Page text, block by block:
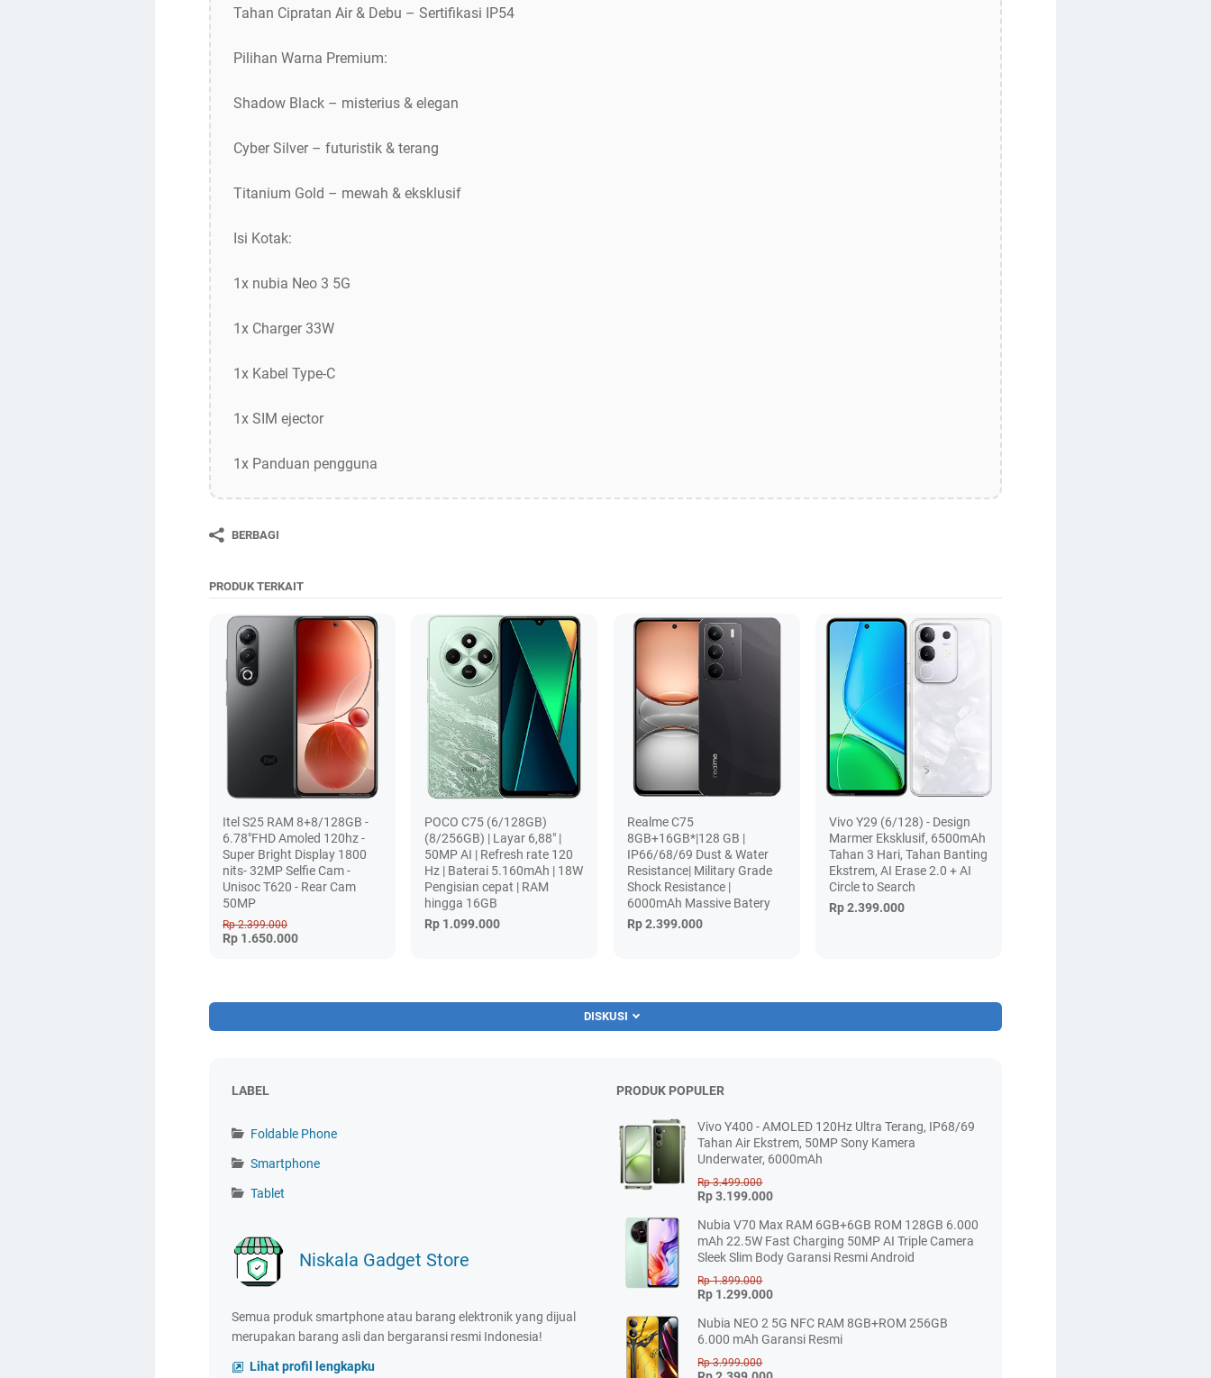
Tahan Cipratan Air & Debu – Sertifikasi IP54
Pilihan Warna Premium:
Shadow Black – misterius & elegan
Cyber Silver – futuristik & terang
Titanium Gold – mewah & eksklusif
Isi Kotak:
1x nubia Neo 3 5G
1x Charger 33W
1x Kabel Type-C
1x SIM ejector
1x Panduan pengguna
BERBAGI
PRODUK TERKAIT
Itel S25 RAM 8+8/128GB -
6.78"FHD Amoled 120hz -
Super Bright Display 1800
nits- 32MP Selfie Cam -
Unisoc T620 - Rear Cam
50MP
Rp 2.399.000
Rp 1.650.000
POCO C75 (6/128GB)
(8/256GB) | Layar 6,88" |
50MP AI | Refresh rate 120
Hz | Baterai 5.160mAh | 18W
Pengisian cepat | RAM
hingga 16GB
Rp 1.099.000
Realme C75
8GB+16GB*|128 GB |
IP66/68/69 Dust & Water
Resistance| Military Grade
Shock Resistance |
6000mAh Massive Batery
Rp 2.399.000
Vivo Y29 (6/128) - Design
Marmer Eksklusif, 6500mAh
Tahan 3 Hari, Tahan Banting
Ekstrem, AI Erase 2.0 + AI
Circle to Search
Rp 2.399.000
DISKUSI
LABEL
Foldable Phone
Smartphone
Tablet
Niskala Gadget Store
Semua produk smartphone atau barang elektronik yang dijual
merupakan barang asli dan bergaransi resmi Indonesia!
Lihat profil lengkapku
PRODUK POPULER
Vivo Y400 - AMOLED 120Hz Ultra Terang, IP68/69
Tahan Air Ekstrem, 50MP Sony Kamera
Underwater, 6000mAh
Rp 3.499.000
Rp 3.199.000
Nubia V70 Max RAM 6GB+6GB ROM 128GB 6.000
mAh 22.5W Fast Charging 50MP AI Triple Camera
Sleek Slim Body Garansi Resmi Android
Rp 1.899.000
Rp 1.299.000
Nubia NEO 2 5G NFC RAM 8GB+ROM 256GB
6.000 mAh Garansi Resmi
Rp 3.999.000